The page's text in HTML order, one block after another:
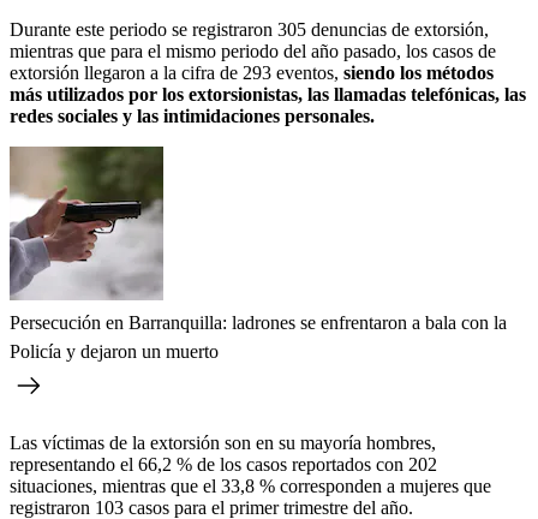
Durante este periodo se registraron 305 denuncias de extorsión,
mientras que para el mismo periodo del año pasado, los casos de
extorsión llegaron a la cifra de 293 eventos, siendo los métodos
más utilizados por los extorsionistas, las llamadas telefónicas, las
redes sociales y las intimidaciones personales.
Persecución en Barranquilla: ladrones se enfrentaron a bala con la
Policía y dejaron un muerto
Las víctimas de la extorsión son en su mayoría hombres,
representando el 66,2 % de los casos reportados con 202
situaciones, mientras que el 33,8 % corresponden a mujeres que
registraron 103 casos para el primer trimestre del año.